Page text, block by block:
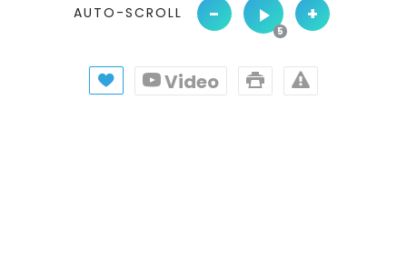
AUTO-SCROLL - +
Video